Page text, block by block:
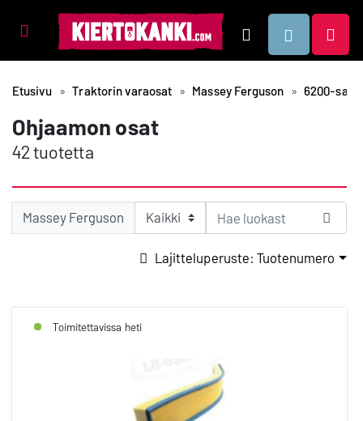
Tuotealueet Hae
Etusivu Traktorin varaosat Massey Ferguson 6200-sarja
Ohjaamon osat
42 tuotetta
Massey Ferguson
Lajitteluperuste: Tuotenumero
Toimitettavissa heti